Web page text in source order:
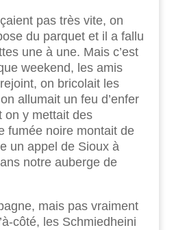
pas très vite, on
du parquet et il a fallu
une à une. Mais c’est
weekend, les amis
on bricolait les
allumait un feu d’enfer
on y mettait des
fumée noire montait de
un appel de Sioux à
notre auberge de
mais pas vraiment
côté, les Schmiedheini